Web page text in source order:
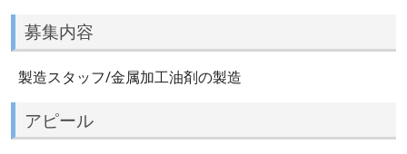
募集内容
製造スタッフ/金属加工油剤の製造
アピール